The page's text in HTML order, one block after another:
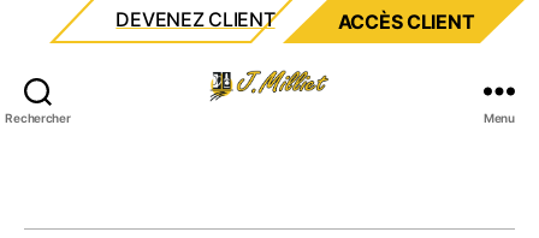
DEVENEZ CLIENT ACCÈS CLIENT
Rechercher Menu